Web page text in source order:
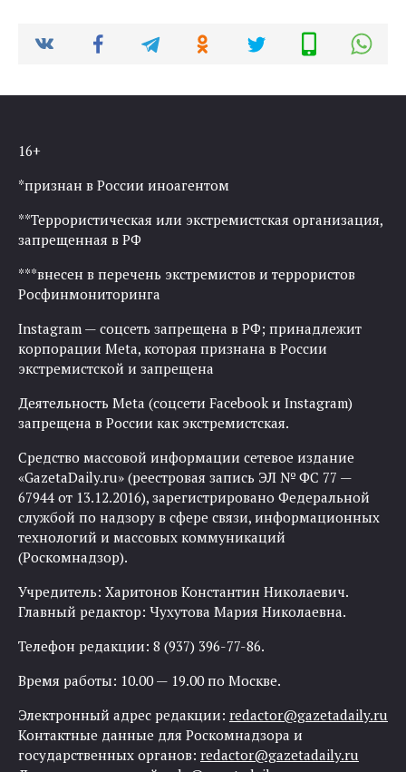
16+
*признан в России иноагентом
**Террористическая или экстремистская организация,
запрещенная в РФ
***внесен в перечень экстремистов и террористов
Росфинмониторинга
Instagram — соцсеть запрещена в РФ; принадлежит
корпорации Meta, которая признана в России
экстремистской и запрещена
Деятельность Meta (соцсети Facebook и Instagram)
запрещена в России как экстремистская.
Средство массовой информации сетевое издание
«GazetaDaily.ru» (реестровая запись ЭЛ № ФС 77 —
67944 от 13.12.2016), зарегистрировано Федеральной
службой по надзору в сфере связи, информационных
технологий и массовых коммуникаций
(Роскомнадзор).
Учредитель: Харитонов Константин Николаевич.
Главный редактор: Чухутова Мария Николаевна.
Телефон редакции: 8 (937) 396-77-86.
Время работы: 10.00 — 19.00 по Москве.
Электронный адрес редакции: redactor@gazetadaily.ru
Контактные данные для Роскомнадзора и
государственных органов: redactor@gazetadaily.ru